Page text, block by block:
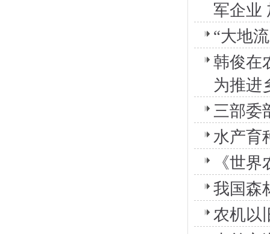
军企业
“大地
韩俊在
为推进
三部委
水产育
《世
我国森
农机以